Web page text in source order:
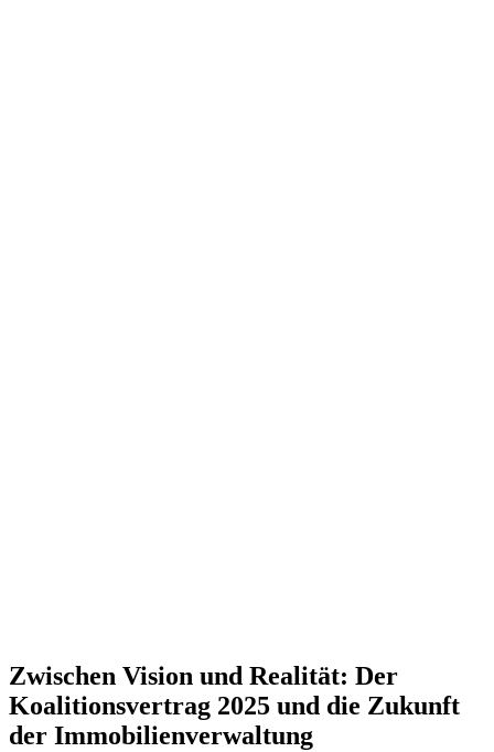
Zwischen Vision und Realität: Der
Koalitionsvertrag 2025 und die Zukunft
der Immobilienverwaltung